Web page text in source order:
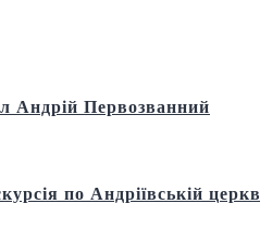
Андрій Первозванний
по Андріївській